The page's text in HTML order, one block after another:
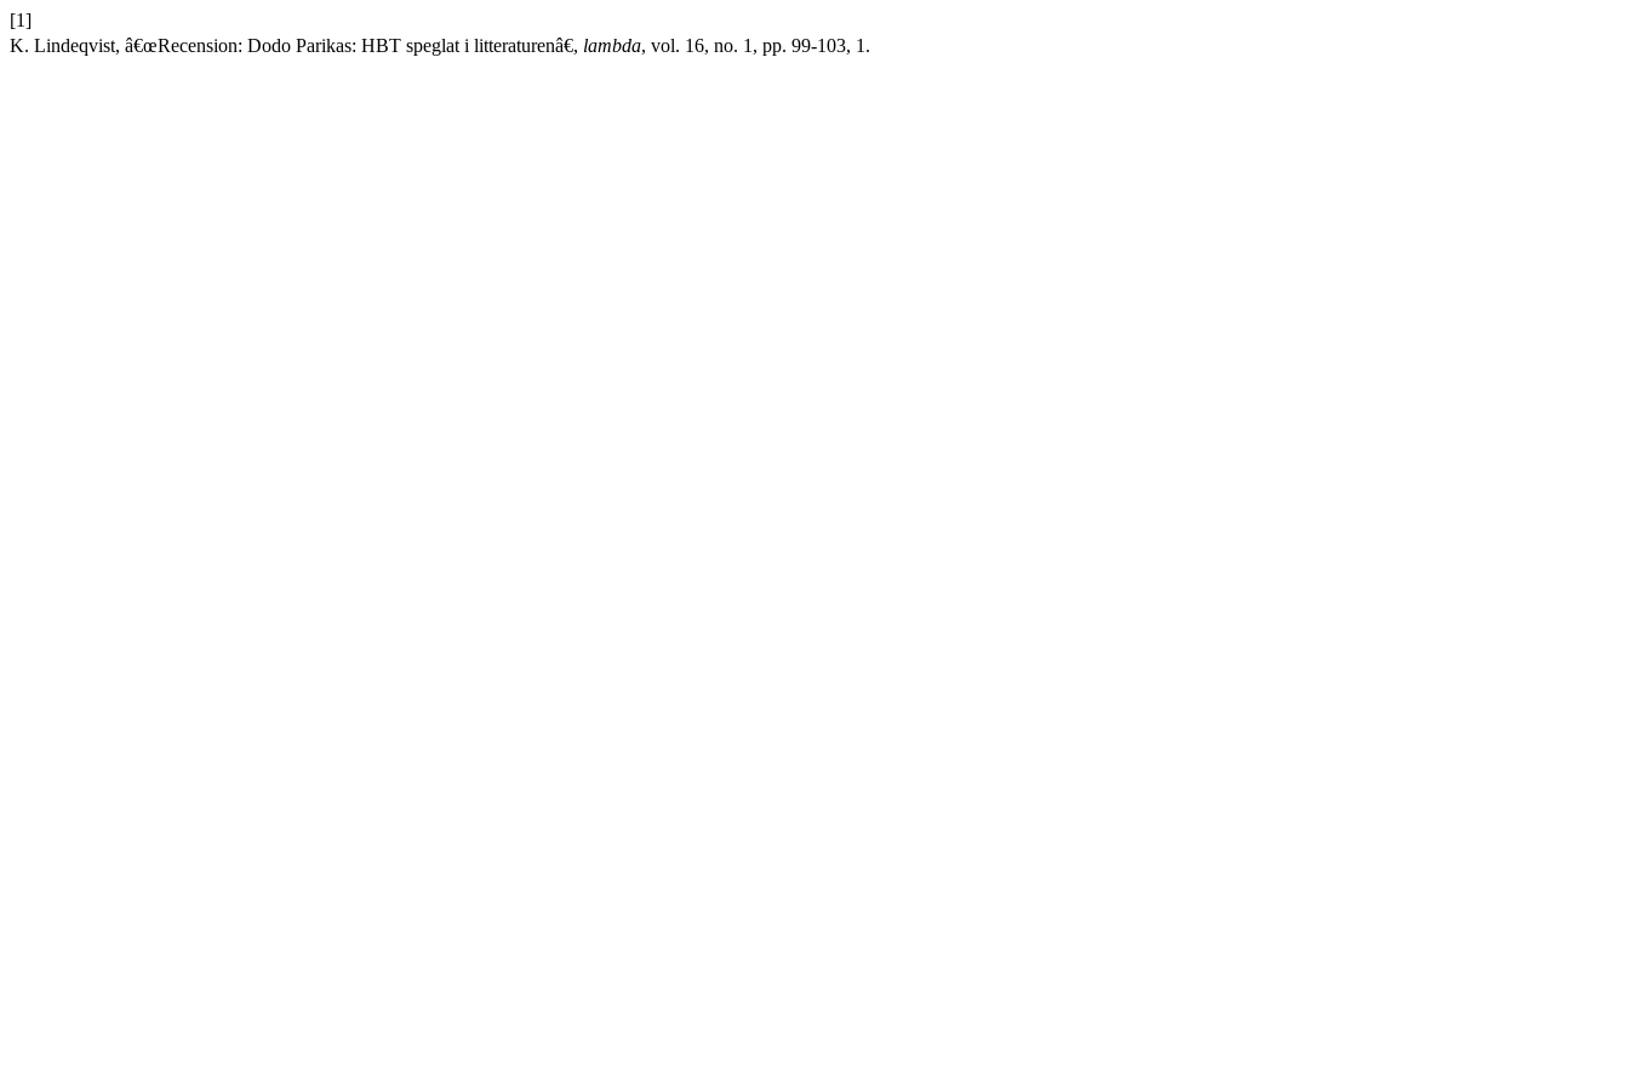
[1]
K. Lindeqvist, â€œRecension: Dodo Parikas: HBT speglat i litteraturenâ€, lambda, vol. 16, no. 1, pp. 99-103, 1.